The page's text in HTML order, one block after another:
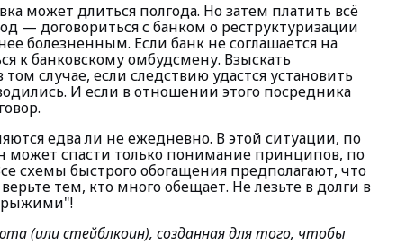
может длиться полгода. Но затем платить всё
— договориться с банком о реструктуризации
болезненным. Если банк не соглашается на
к банковскому омбудсмену. Взыскать
случае, если следствию удастся установить
И если в отношении этого посредника
едва ли не ежедневно. В этой ситуации, по
может спасти только понимание принципов, по
схемы быстрого обогащения предполагают, что
тем, кто много обещает. Не лезьте в долги в
(или стейблкоин), созданная для того, чтобы